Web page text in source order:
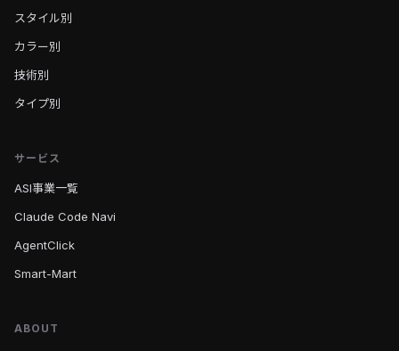
スタイル別
カラー別
技術別
タイプ別
サービス
ASI事業一覧
Claude Code Navi
AgentClick
Smart-Mart
ABOUT